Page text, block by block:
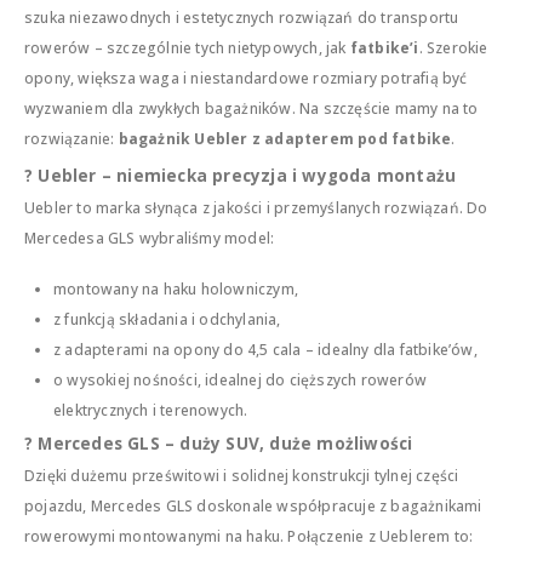
szuka niezawodnych i estetycznych rozwiązań do transportu
rowerów – szczególnie tych nietypowych, jak fatbike’i. Szerokie
opony, większa waga i niestandardowe rozmiary potrafią być
wyzwaniem dla zwykłych bagażników. Na szczęście mamy na to
rozwiązanie: bagażnik Uebler z adapterem pod fatbike.
? Uebler – niemiecka precyzja i wygoda montażu
Uebler to marka słynąca z jakości i przemyślanych rozwiązań. Do
Mercedesa GLS wybraliśmy model:
montowany na haku holowniczym,
z funkcją składania i odchylania,
z adapterami na opony do 4,5 cala – idealny dla fatbike’ów,
o wysokiej nośności, idealnej do cięższych rowerów
elektrycznych i terenowych.
? Mercedes GLS – duży SUV, duże możliwości
Dzięki dużemu prześwitowi i solidnej konstrukcji tylnej części
pojazdu, Mercedes GLS doskonale współpracuje z bagażnikami
rowerowymi montowanymi na haku. Połączenie z Ueblerem to: